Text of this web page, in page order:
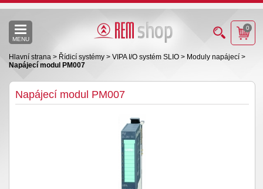
MENU
0
Hlavní strana > Řídicí systémy > VIPA I/O systém SLIO > Moduly napájecí >
Napájecí modul PM007
Napájecí modul PM007